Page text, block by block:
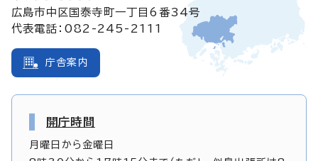
広島市中区国泰寺町一丁目6番34号
代表電話：082-245-2111
庁舎案内
開庁時間
月曜日から金曜日